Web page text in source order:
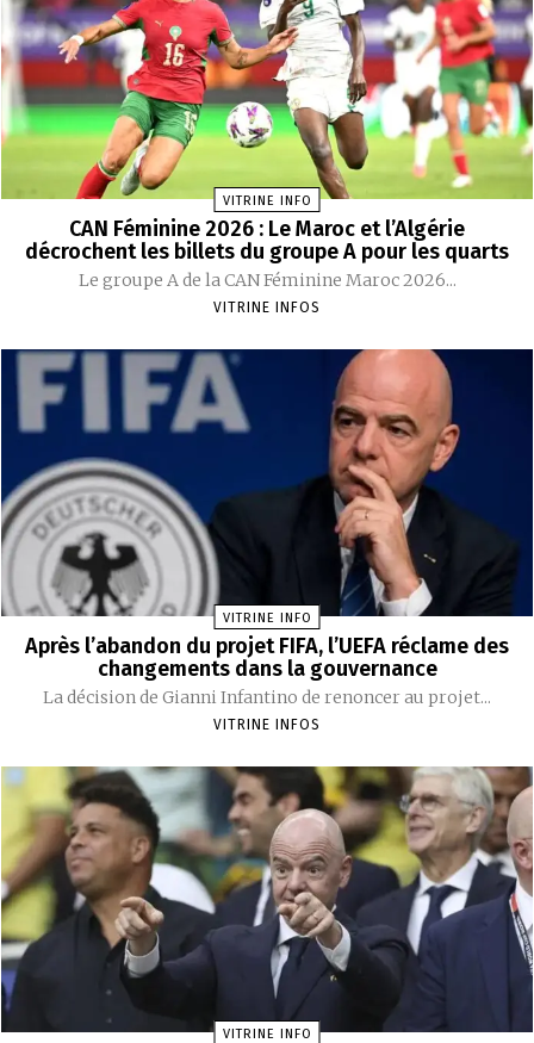
VITRINE INFO
CAN Féminine 2026 : Le Maroc et l’Algérie
décrochent les billets du groupe A pour les quarts
Le groupe A de la CAN Féminine Maroc 2026...
VITRINE INFOS
VITRINE INFO
Après l’abandon du projet FIFA, l’UEFA réclame des
changements dans la gouvernance
La décision de Gianni Infantino de renoncer au projet...
VITRINE INFOS
VITRINE INFO